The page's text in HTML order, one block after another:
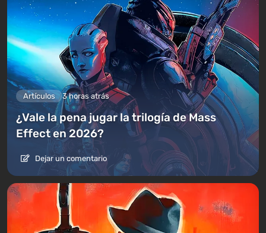
Artículos 3 horas atrás
¿Vale la pena jugar la trilogía de Mass
Effect en 2026?
Dejar un comentario